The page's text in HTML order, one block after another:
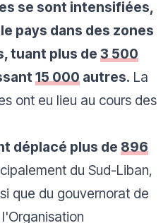
se sont intensifiées,
pays dans des zones
tuant plus de 3 500
15 000 autres. La
ont eu lieu au cours des
déplacé plus de 896
du Sud-Liban,
que du gouvernorat de